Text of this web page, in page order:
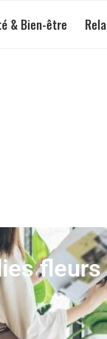
& Bien-être
fleurs